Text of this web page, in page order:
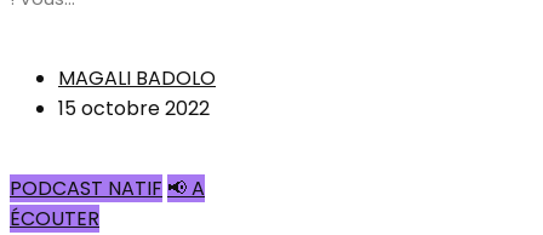
MAGALI BADOLO
15 octobre 2022
PODCAST NATIF 📢 A
ÉCOUTER